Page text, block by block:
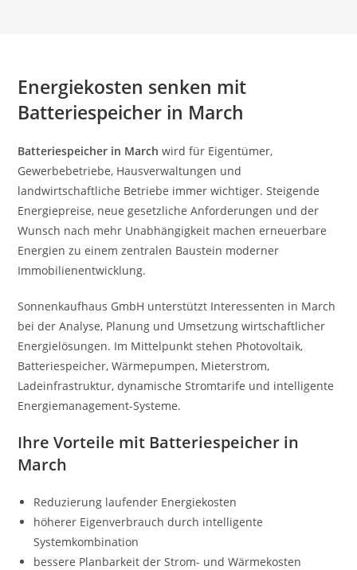
Energiekosten senken mit
Batteriespeicher in March
Batteriespeicher in March wird für Eigentümer,
Gewerbebetriebe, Hausverwaltungen und
landwirtschaftliche Betriebe immer wichtiger. Steigende
Energiepreise, neue gesetzliche Anforderungen und der
Wunsch nach mehr Unabhängigkeit machen erneuerbare
Energien zu einem zentralen Baustein moderner
Immobilienentwicklung.
Sonnenkaufhaus GmbH unterstützt Interessenten in March
bei der Analyse, Planung und Umsetzung wirtschaftlicher
Energielösungen. Im Mittelpunkt stehen Photovoltaik,
Batteriespeicher, Wärmepumpen, Mieterstrom,
Ladeinfrastruktur, dynamische Stromtarife und intelligente
Energiemanagement-Systeme.
Ihre Vorteile mit Batteriespeicher in
March
Reduzierung laufender Energiekosten
höherer Eigenverbrauch durch intelligente
Systemkombination
bessere Planbarkeit der Strom- und Wärmekosten